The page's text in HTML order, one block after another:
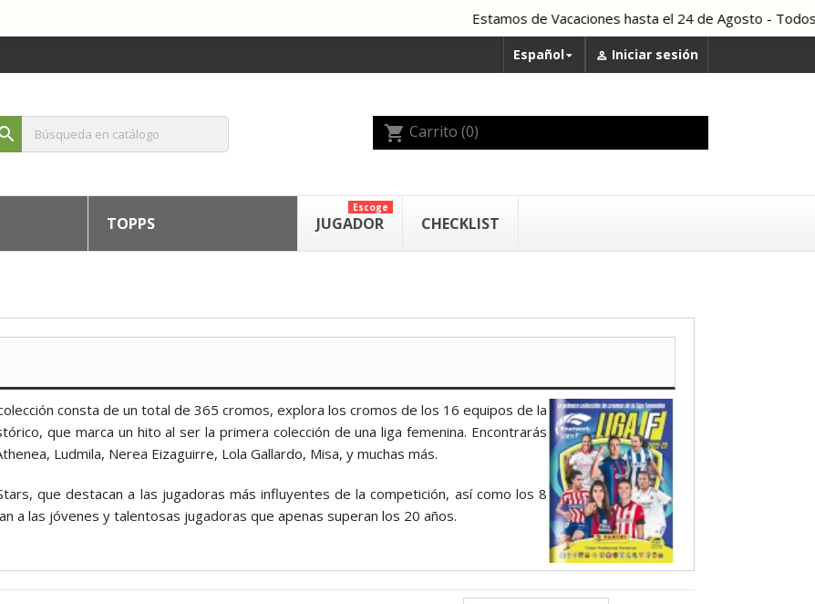
Estamos de Vacaciones hasta el 24 de Agosto - Todos los
Español  Iniciar sesión
shopping_cart Carrito (0)
TOPPS JUGADOR
Escoge
CHECKLIST
consta de un total de 365 cromos, explora los cromos de los 16 equipos de la
que marca un hito al ser la primera colección de una liga femenina. Encontrarás
Ludmila, Nerea Eizaguirre, Lola Gallardo, Misa, y muchas más.
que destacan a las jugadoras más influyentes de la competición, así como los 8
a las jóvenes y talentosas jugadoras que apenas superan los 20 años.